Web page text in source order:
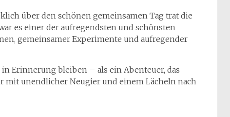
über den schönen gemeinsamen Tag trat die
es einer der aufregendsten und schönsten
gemeinsamer Experimente und aufregender
Erinnerung bleiben – als ein Abenteuer, das
mit unendlicher Neugier und einem Lächeln nach